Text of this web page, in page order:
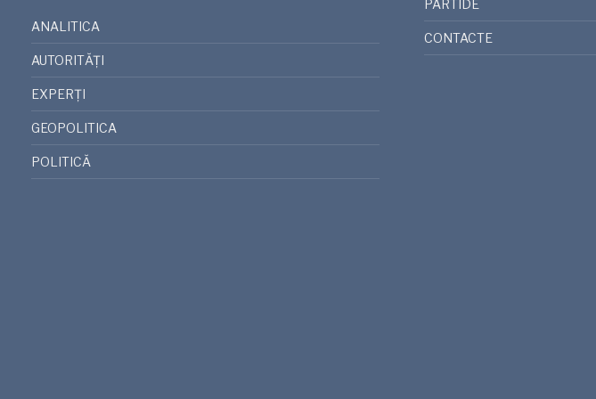
ANALITICA
AUTORITĂȚI
EXPERȚI
GEOPOLITICA
POLITICĂ
PARTIDE
CONTACTE